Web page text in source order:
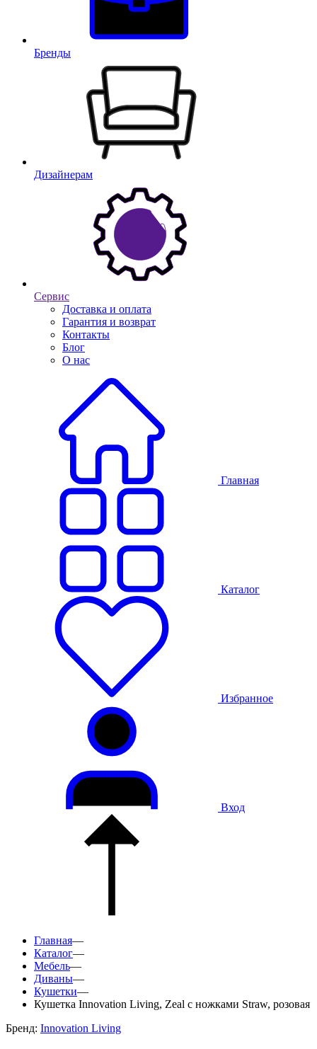
Бренды
Дизайнерам
Сервис
Доставка и оплата
Гарантия и возврат
Контакты
Блог
О нас
Главная
Каталог
Избранное
Вход
Главная—
Каталог—
Мебель—
Диваны—
Кушетки—
Кушетка Innovation Living, Zeal с ножками Straw, розовая
Бренд: Innovation Living